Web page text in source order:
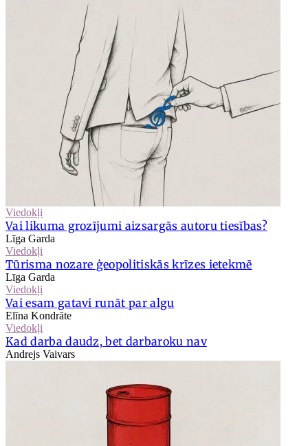
Viedokļi
Vai likuma grozījumi aizsargās autoru tiesības?
Līga Garda
Viedokļi
Tūrisma nozare ģeopolitiskās krīzes ietekmē
Līga Garda
Viedokļi
Vai esam gatavi runāt par algu
Elīna Kondrāte
Viedokļi
Kad darba daudz, bet darbaroku nav
Andrejs Vaivars